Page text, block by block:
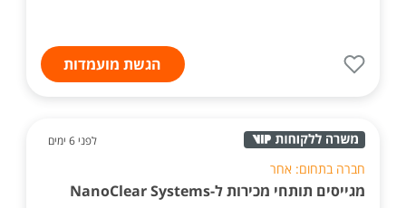
הגשת מועמדות
לפני 6 ימים
חברה בתחום: אחר
מגייסים תותחי מכירות ל-NanoClear Systems